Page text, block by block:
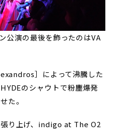
公演の最後を飾ったのはVA
］によって沸騰した
のシャウトで粉塵爆発
た。
り上げ、indigo at The O2